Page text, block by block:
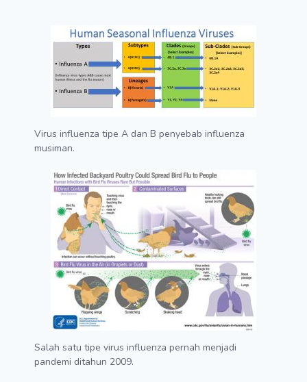
Virus influenza tipe A dan B penyebab influenza
musiman.
Salah satu tipe virus influenza pernah menjadi
pandemi ditahun 2009.